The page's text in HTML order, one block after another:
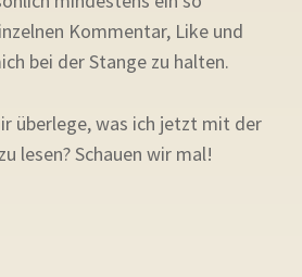
Kommentar, Like und
bei der Stange zu halten.
überlege, was ich jetzt mit der
lesen? Schauen wir mal!